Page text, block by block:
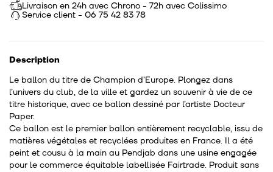
Livraison en 24h avec Chrono - 72h avec Colissimo
Service client - 06 75 42 83 78
Description
Le ballon du titre de Champion d’Europe. Plongez dans
l’univers du club, de la ville et gardez un souvenir à vie de ce
titre historique, avec ce ballon dessiné par l’artiste Docteur
Paper.
Ce ballon est le premier ballon entièrement recyclable, issu de
matières végétales et recyclées produites en France. Il a été
peint et cousu à la main au Pendjab dans une usine engagée
pour le commerce équitable labellisée Fairtrade. Produit sans